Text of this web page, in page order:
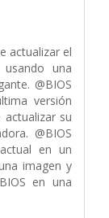
actualizar el
una
@BIOS
versión
actualizar su
@BIOS
en un
imagen y
en una